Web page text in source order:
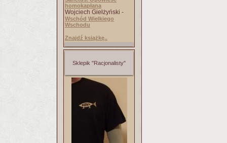
homokapłana
Wojciech Giełżyński -
Wschód Wielkiego
Wschodu
Znajdź książkę..
Sklepik "Racjonalisty"